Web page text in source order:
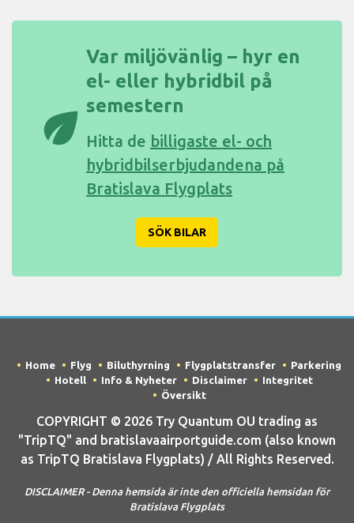
eco
Var miljövänlig – hyr en
el- eller hybridbil på
semestern
Hitta de billigaste el- och
hybridbilserbjudandena på
Bratislava Flygplats
SÖK BILAR
Home Flyg Biluthyrning Flygplatstransfer
Parkering
Hotell
Info & Nyheter Disclaimer
Integritet
Översikt
COPYRIGHT © 2026 Try Quantum OU trading as
"TripTQ" and bratislavaairportguide.com (also known
as TripTQ Bratislava Flygplats) / All Rights Reserved.
DISCLAIMER - Denna hemsida är inte den officiella hemsidan för
Bratislava Flygplats